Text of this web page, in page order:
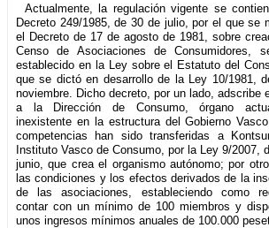
Actualmente, la regulación vigente se
Decreto 249/1985, de 30 de julio, por el que se
el Decreto de 17 de agosto de 1981, sobre
Censo de Asociaciones de Consumidores,
establecido en la Ley sobre el Estatuto del
que se dictó en desarrollo de la Ley 10/1981,
noviembre. Dicho decreto, por un lado, adscribe
a la Dirección de Consumo, órgano
inexistente en la estructura del Gobierno
competencias han sido transferidas a
Instituto Vasco de Consumo, por la Ley 9/2007,
junio, que crea el organismo autónomo; por
las condiciones y los efectos derivados de la
de las asociaciones, estableciendo como
contar con un mínimo de 100 miembros y
unos ingresos mínimos anuales de 100.000